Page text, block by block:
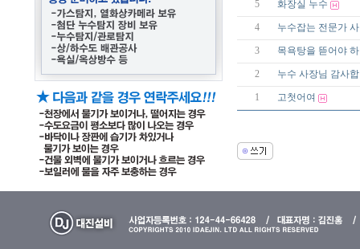
5 화장실 누수
4 누수잡는 전문가
3 목욕탕을 뜯어야
2 누수 사장님 감사
1 고첫어여